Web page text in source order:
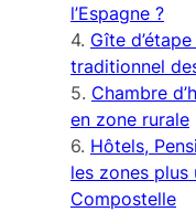
l’Espagne ?
Gîte
traditionnel
Chambre
en zone rurale
Hôtels,
les zones plus
Compostelle